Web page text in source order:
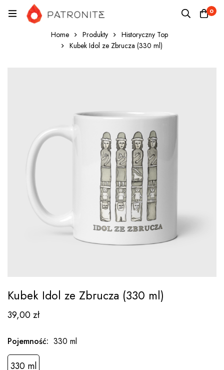
0
Home Produkty
Historyczny Top
Kubek Idol ze Zbrucza (330 ml)
Kubek Idol ze Zbrucza (330 ml)
39,00zł
Pojemność: 330 ml
330 ml